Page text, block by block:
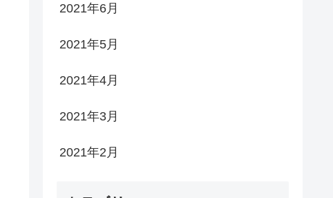
2021年6月
2021年5月
2021年4月
2021年3月
2021年2月